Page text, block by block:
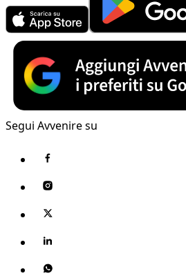
Segui Avvenire su